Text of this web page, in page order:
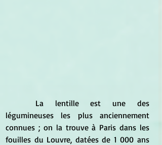
légumineuses les plus anciennement
connues ; on la trouve à Paris dans les
fouilles du Louvre, datées de 1 000 ans